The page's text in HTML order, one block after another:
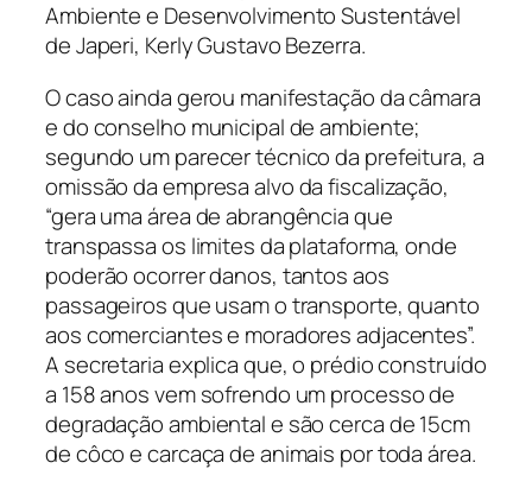
Ambiente e Desenvolvimento Sustentável
de Japeri, Kerly Gustavo Bezerra.
O caso ainda gerou manifestação da câmara
e do conselho municipal de ambiente;
segundo um parecer técnico da prefeitura, a
omissão da empresa alvo da fiscalização,
“gera uma área de abrangência que
transpassa os limites da plataforma, onde
poderão ocorrer danos, tantos aos
passageiros que usam o transporte, quanto
aos comerciantes e moradores adjacentes”.
A secretaria explica que, o prédio construído
a 158 anos vem sofrendo um processo de
degradação ambiental e são cerca de 15cm
de côco e carcaça de animais por toda área.